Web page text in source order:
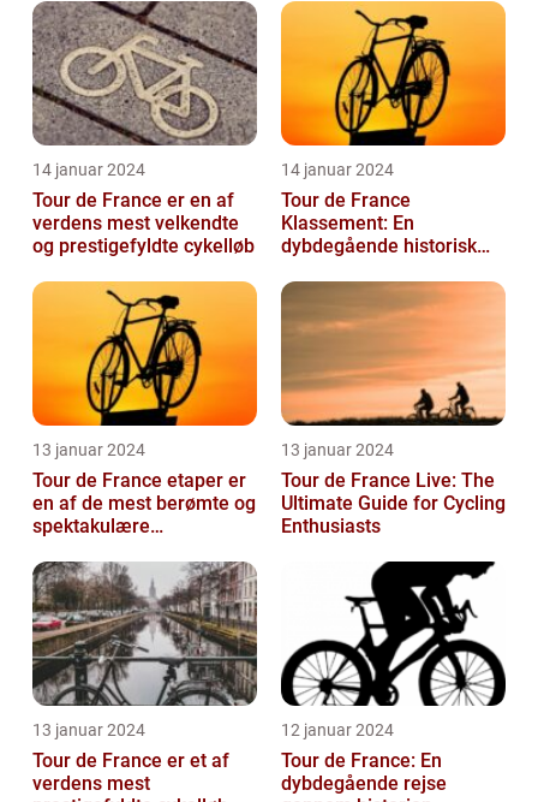
seere hver...
14 januar 2024
Tour de France er en af
verdens mest velkendte
og prestigefyldte cykelløb
14 januar 2024
Tour de France
Klassement: En
dybdegående historisk
13 januar 2024
Tour de France etaper er
en af de mest berømte og
spektakulære
professionel c...
13 januar 2024
Tour de France Live: The
Ultimate Guide for Cycling
Enthusiasts
13 januar 2024
Tour de France er et af
verdens mest
12 januar 2024
Tour de France: En
dybdegående rejse